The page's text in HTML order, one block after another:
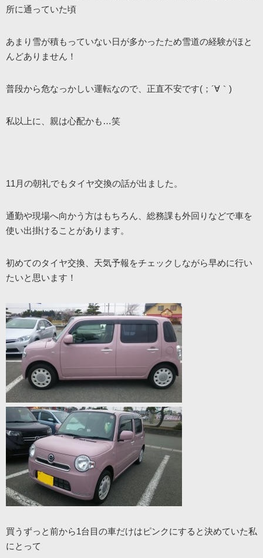
所に通っていた頃
あまり雪が積もっていない日が多かったため雪道の経験がほと
んどありません！
普段から危なっかしい運転なので、正直不安です(；´∀｀)
私以上に、親は心配かも…笑
11月の朝礼でもタイヤ交換の話が出ました。
通勤や現場へ向かう方はもちろん、総務課も外回りなどで車を
使い出掛けることがあります。
初めてのタイヤ交換、天気予報をチェックしながら早めに行い
たいと思います！
買うずっと前から1台目の車だけはピンクにすると決めていた私
にとって